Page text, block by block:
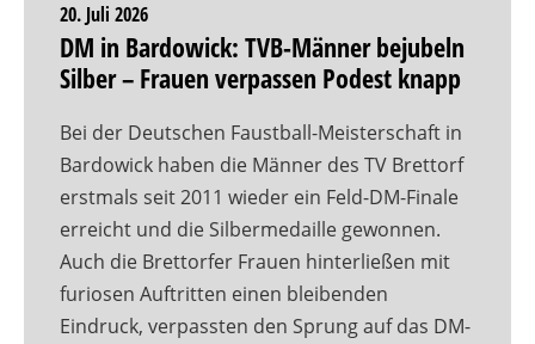
20. Juli 2026
DM in Bardowick: TVB-Männer bejubeln
Silber – Frauen verpassen Podest knapp
Bei der Deutschen Faustball-Meisterschaft in
Bardowick haben die Männer des TV Brettorf
erstmals seit 2011 wieder ein Feld-DM-Finale
erreicht und die Silbermedaille gewonnen.
Auch die Brettorfer Frauen hinterließen mit
furiosen Auftritten einen bleibenden
Eindruck, verpassten den Sprung auf das DM-